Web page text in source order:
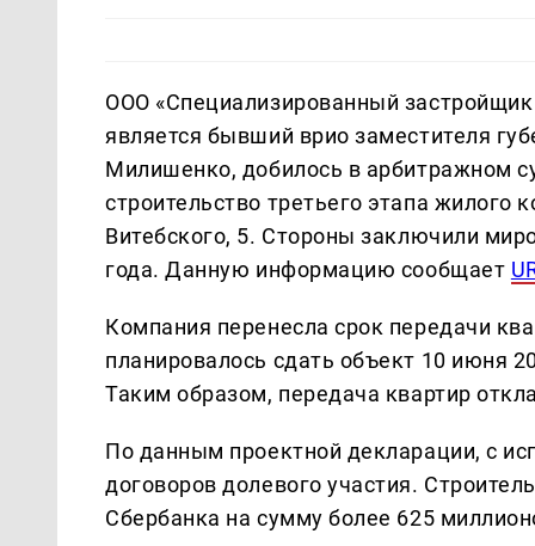
ООО «Специализированный
является бывший врио заместителя
Милишенко, добилось в арбитражном
строительство третьего этапа
Витебского, 5. Стороны заключили
года. Данную информацию сообщает
Компания перенесла срок передачи
планировалось сдать объект 10 июня
Таким образом, передача квартир
По данным проектной декларации, с
договоров долевого участия.
Сбербанка на сумму более 625